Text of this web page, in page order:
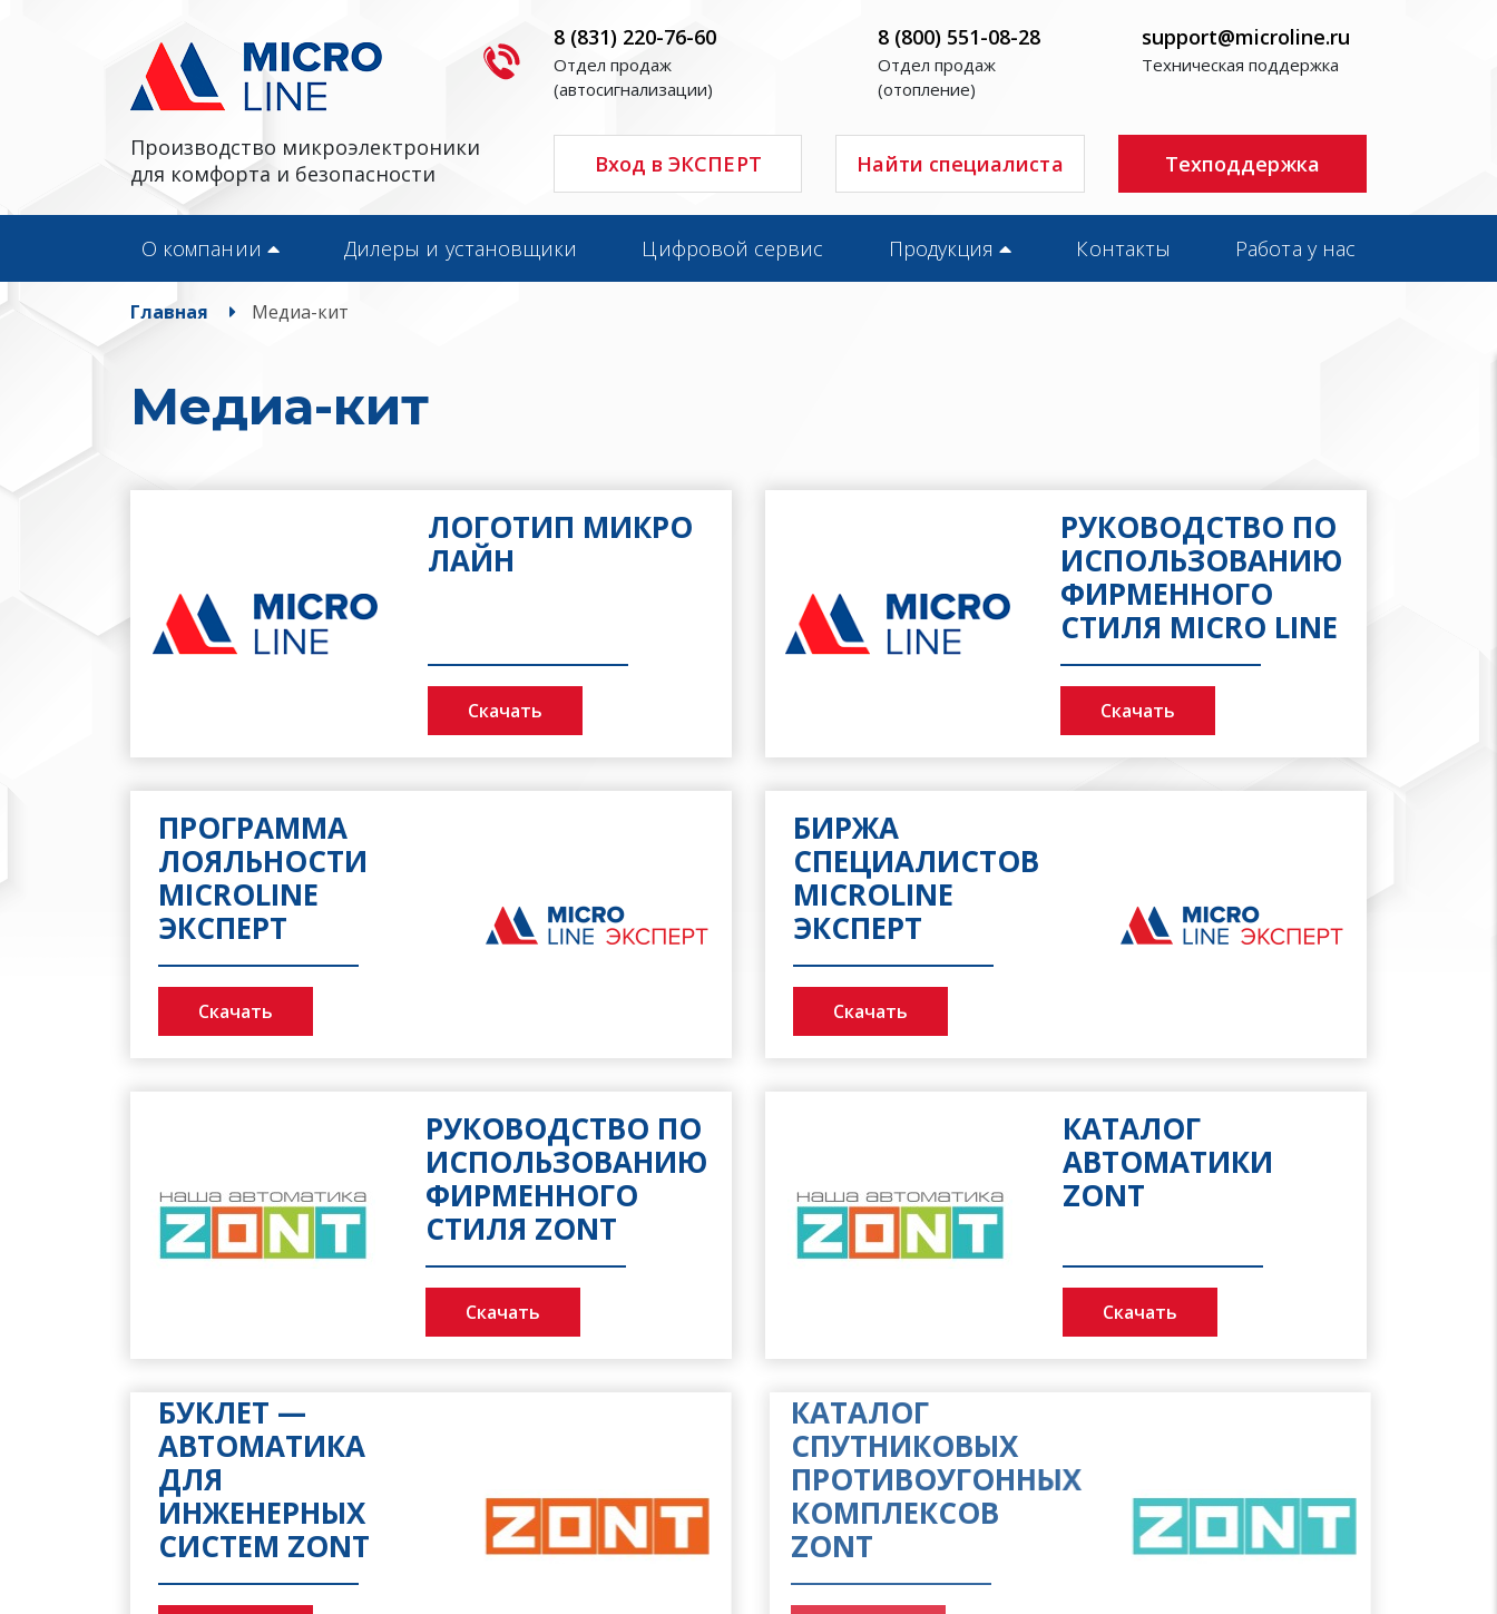
Производство микроэлектроники
для комфорта и безопасности
8 (831) 220-76-60
Отдел продаж
(автосигнализации)
8 (800) 551-08-28
Отдел продаж
(отопление)
support@microline.ru
Техническая поддержка
Вход в ЭКСПЕРТ Найти специалиста Техподдержка
О компании Дилеры и установщики Цифровой сервис Продукция Контакты Работа у нас
Главная Медиа-кит
Медиа-кит
ЛОГОТИП МИКРО
ЛАЙН
Скачать
РУКОВОДСТВО ПО
ИСПОЛЬЗОВАНИЮ
ФИРМЕННОГО
СТИЛЯ MICRO LINE
Скачать
ПРОГРАММА
ЛОЯЛЬНОСТИ
MICROLINE
ЭКСПЕРТ
Скачать
БИРЖА
СПЕЦИАЛИСТОВ
MICROLINE
ЭКСПЕРТ
Скачать
РУКОВОДСТВО ПО
ИСПОЛЬЗОВАНИЮ
ФИРМЕННОГО
СТИЛЯ ZONT
Скачать
КАТАЛОГ
АВТОМАТИКИ
ZONT
Скачать
БУКЛЕТ —
АВТОМАТИКА
ДЛЯ
ИНЖЕНЕРНЫХ
СИСТЕМ ZONT
КАТАЛОГ
СПУТНИКОВЫХ
ПРОТИВОУГОННЫХ
КОМПЛЕКСОВ
ZONT